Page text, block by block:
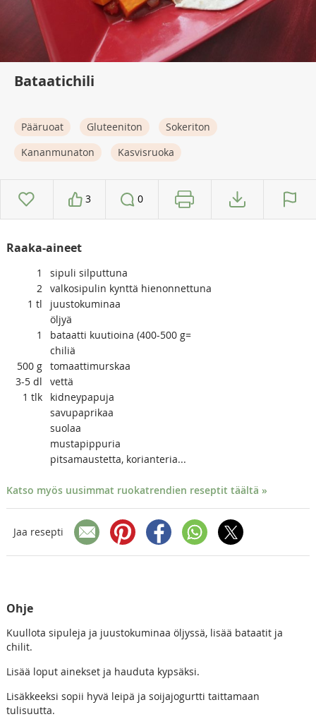
Bataatichili
Pääruoat Gluteeniton
Sokeriton
Kananmunaton
Kasvisruoka
3 0
Raaka-aineet
1
sipuli silputtuna
2 valkosipulin kynttä hienonnettuna
1 tl
juustokuminaa
öljyä
1
bataatti kuutioina (400-500 g=
chiliä
500 g tomaattimurskaa
3-5 dl
vettä
1 tlk
kidneypapuja
savupaprikaa
suolaa
mustapippuria
pitsamaustetta, korianteria...
Katso myös uusimmat ruokatrendien reseptit täältä »
Jaa resepti
Ohje
Kuullota sipuleja ja juustokuminaa öljyssä, lisää bataatit ja
chilit.
Lisää loput ainekset ja hauduta kypsäksi.
Lisäkkeeksi sopii hyvä leipä ja soijajogurtti taittamaan
tulisuutta.